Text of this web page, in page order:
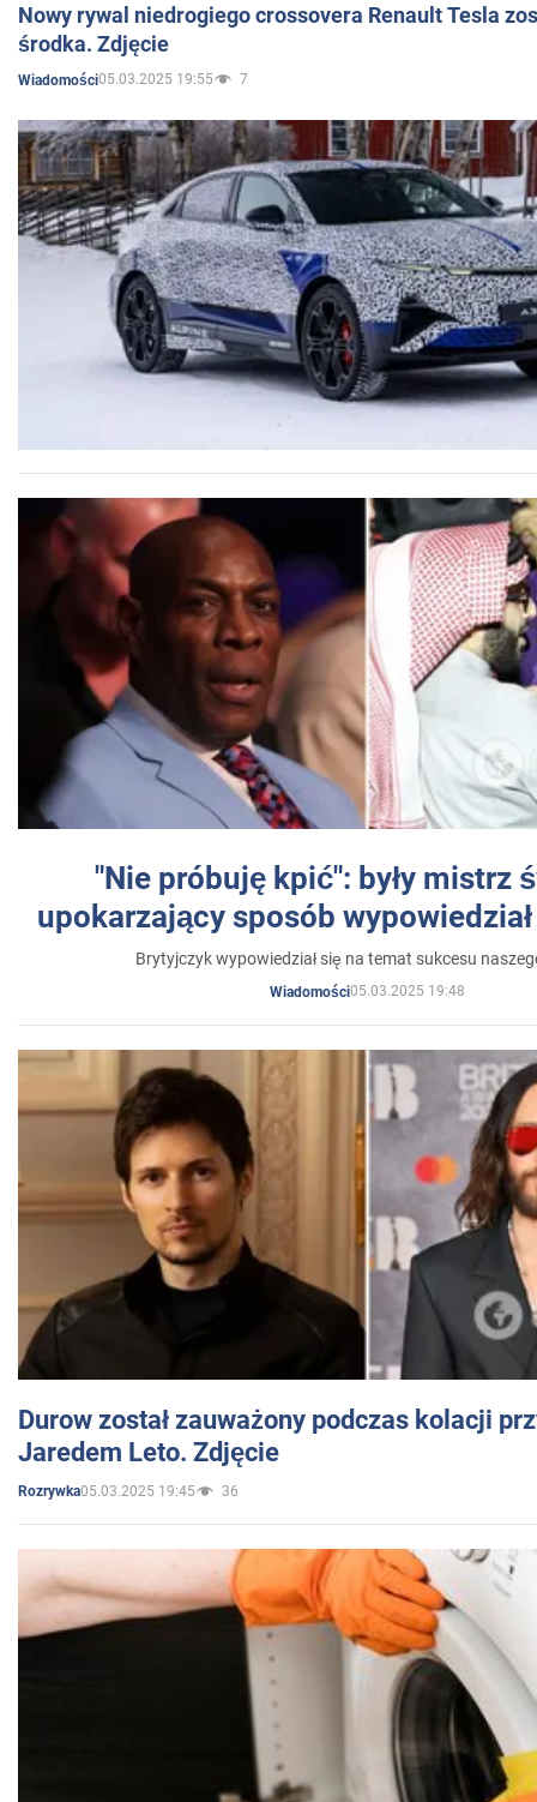
Nowy rywal niedrogiego crossovera Renault Tesla
środka. Zdjęcie
Wiadomości05.03.2025 19:55 7
"Nie próbuję kpić": były mistrz
upokarzający sposób
Brytyjczyk wypowiedział się na temat sukcesu
Wiadomości05.03.2025 19:48
Durow został zauważony podczas kolacji
Jaredem Leto. Zdjęcie
Rozrywka05.03.2025 19:45 36